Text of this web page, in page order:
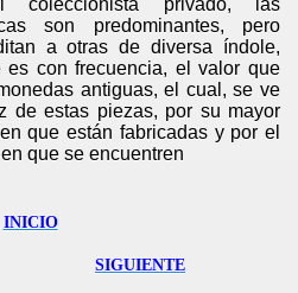
son predominantes, pero
a otras de diversa índole,
es con frecuencia, el valor que
antiguas, el cual, se ve
de estas piezas, por su mayor
que están fabricadas y por el
que se encuentren
INICIO
SIGUIENTE